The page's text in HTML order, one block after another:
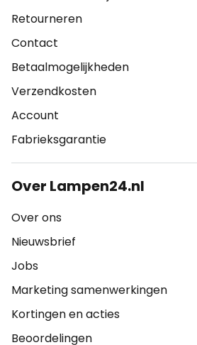
Retourneren
Contact
Betaalmogelijkheden
Verzendkosten
Account
Fabrieksgarantie
Over Lampen24.nl
Over ons
Nieuwsbrief
Jobs
Marketing samenwerkingen
Kortingen en acties
Beoordelingen